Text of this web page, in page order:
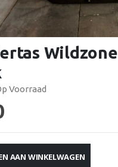
Wildzone
Voorraad
AAN WINKELWAGEN